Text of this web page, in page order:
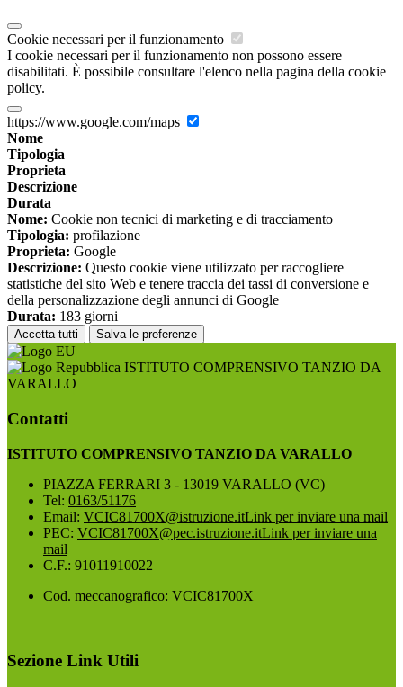
Cookie necessari per il funzionamento
I cookie necessari per il funzionamento non possono essere
disabilitati. È possibile consultare l'elenco nella pagina della cookie
policy.
https://www.google.com/maps
Nome
Tipologia
Proprieta
Descrizione
Durata
Nome: Cookie non tecnici di marketing e di tracciamento
Tipologia: profilazione
Proprieta: Google
Descrizione: Questo cookie viene utilizzato per raccogliere
statistiche del sito Web e tenere traccia dei tassi di conversione e
della personalizzazione degli annunci di Google
Durata: 183 giorni
Accetta tutti Salva le preferenze
ISTITUTO COMPRENSIVO TANZIO DA
VARALLO
Contatti
ISTITUTO COMPRENSIVO TANZIO DA VARALLO
PIAZZA FERRARI 3 - 13019 VARALLO (VC)
Tel: 0163/51176
Email: VCIC81700X@istruzione.itLink per inviare una mail
PEC: VCIC81700X@pec.istruzione.itLink per inviare una
mail
C.F.: 91011910022
Cod. meccanografico: VCIC81700X
Sezione Link Utili